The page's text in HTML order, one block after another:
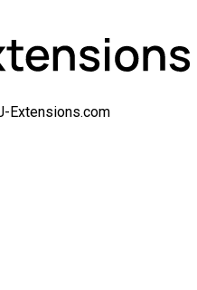
Extensions.com